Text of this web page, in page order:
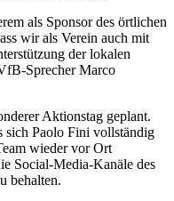
als Sponsor des örtlichen
wir als Verein auch mit
der lokalen
Sprecher Marco
Aktionstag geplant.
sich Paolo Fini vollständig
wieder vor Ort
Social-Media-Kanäle des
behalten.